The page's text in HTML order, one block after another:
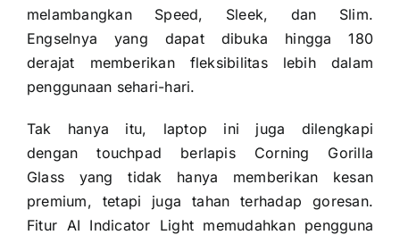
melambangkan Speed, Sleek, dan Slim.
Engselnya yang dapat dibuka hingga 180
derajat memberikan fleksibilitas lebih dalam
penggunaan sehari-hari.
Tak hanya itu, laptop ini juga dilengkapi
dengan touchpad berlapis Corning Gorilla
Glass yang tidak hanya memberikan kesan
premium, tetapi juga tahan terhadap goresan.
Fitur AI Indicator Light memudahkan pengguna